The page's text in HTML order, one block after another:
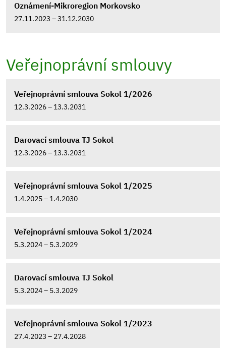
Oznámení-Mikroregion Morkovsko
27.11.2023 – 31.12.2030
Veřejnoprávní smlouvy
Veřejnoprávní smlouva Sokol 1/2026
12.3.2026 – 13.3.2031
Darovací smlouva TJ Sokol
12.3.2026 – 13.3.2031
Veřejnoprávní smlouva Sokol 1/2025
1.4.2025 – 1.4.2030
Veřejnoprávní smlouva Sokol 1/2024
5.3.2024 – 5.3.2029
Darovací smlouva TJ Sokol
5.3.2024 – 5.3.2029
Veřejnoprávní smlouva Sokol 1/2023
27.4.2023 – 27.4.2028